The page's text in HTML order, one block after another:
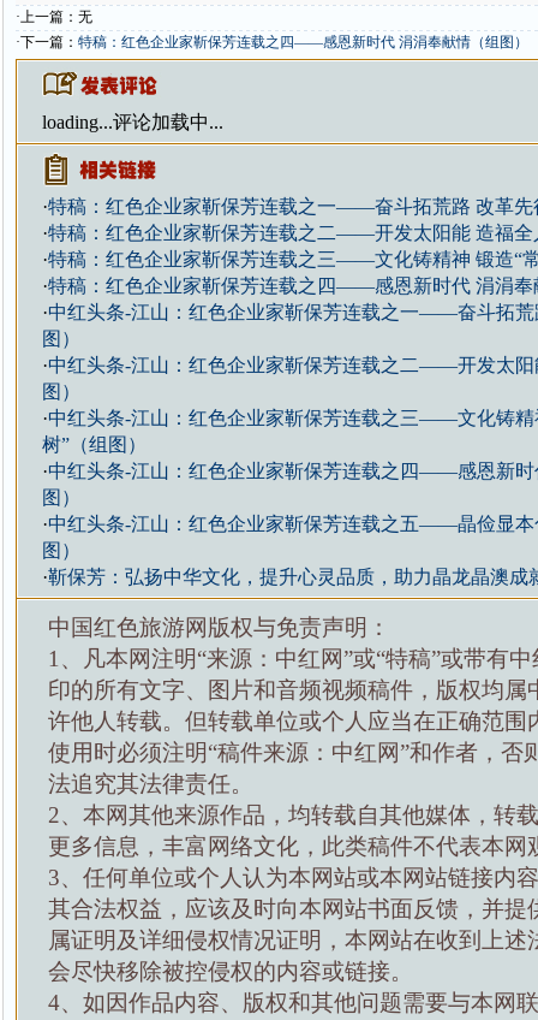
·上一篇：无
·下一篇： 特稿：红色企业家靳保芳连载之四——感恩新时代 涓涓奉献情（组图）
loading...评论加载中...
·特稿：红色企业家靳保芳连载之一——奋斗拓荒路 改革先
·特稿：红色企业家靳保芳连载之二——开发太阳能 造福全
·特稿：红色企业家靳保芳连载之三——文化铸精神 锻造“
·特稿：红色企业家靳保芳连载之四——感恩新时代 涓涓奉
·中红头条-江山：红色企业家靳保芳连载之一——奋斗拓荒
图）
·中红头条-江山：红色企业家靳保芳连载之二——开发太阳
图）
·中红头条-江山：红色企业家靳保芳连载之三——文化铸精
树”（组图）
·中红头条-江山：红色企业家靳保芳连载之四——感恩新时
图）
·中红头条-江山：红色企业家靳保芳连载之五——晶俭显本
图）
·靳保芳：弘扬中华文化，提升心灵品质，助力晶龙晶澳成
中国红色旅游网版权与免责声明：
1、凡本网注明“来源：中红网”或“特稿”或带有
印的所有文字、图片和音频视频稿件，版权均属
许他人转载。但转载单位或个人应当在正确范围
使用时必须注明“稿件来源：中红网”和作者，否
法追究其法律责任。
2、本网其他来源作品，均转载自其他媒体，转
更多信息，丰富网络文化，此类稿件不代表本网
3、任何单位或个人认为本网站或本网站链接内
其合法权益，应该及时向本网站书面反馈，并提
属证明及详细侵权情况证明，本网站在收到上述
会尽快移除被控侵权的内容或链接。
4、如因作品内容、版权和其他问题需要与本网